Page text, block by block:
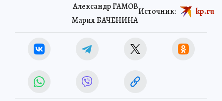
Александр ГАМОВ
Мария БАЧЕНИНА
Источник: kp.ru